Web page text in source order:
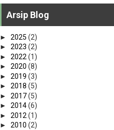
Arsip Blog
► 2025 (2)
► 2023 (2)
► 2022 (1)
► 2020 (8)
► 2019 (3)
► 2018 (5)
► 2017(5)
► 2014(6)
► 2012 (1)
► 2010 (2)